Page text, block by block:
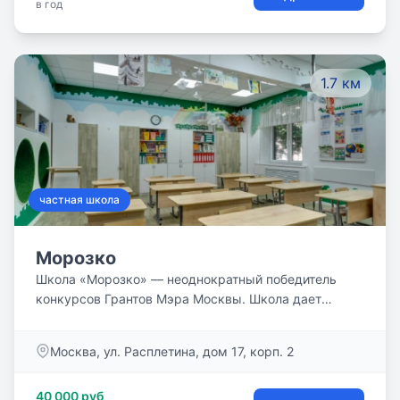
много внимания развитию талантов и способностей
в год
1.7 км
частная школа
Морозко
Школа «Морозко» — неоднократный победитель
конкурсов Грантов Мэра Москвы. Школа дает
современных требований, создает условия для
укрепления их физического, духовно-нравственного
Москва, ул. Расплетина, дом 17, корп. 2
40 000 руб